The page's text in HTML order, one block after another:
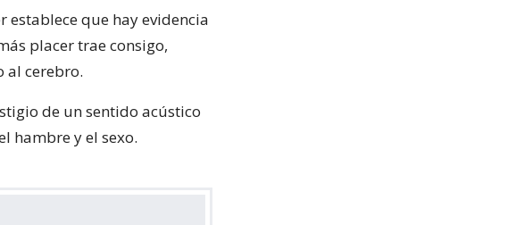
que hay evidencia
placer trae consigo,
al cerebro.
de un sentido acústico
hambre y el sexo.